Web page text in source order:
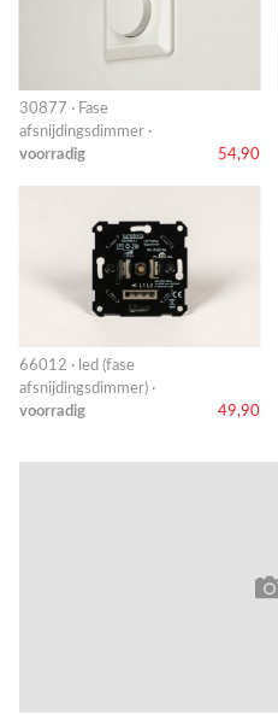
30877 · Fase
afsnijdingsdimmer ·
voorradig
54,90
66012 · led (fase
afsnijdingsdimmer) ·
voorradig
49,90